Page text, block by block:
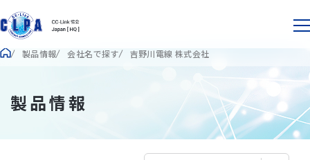
製品情報 会社名で探す 吉野川電線 株式会社
製品情報